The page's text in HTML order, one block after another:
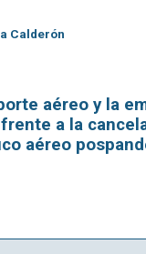
Calderón
aéreo y la
a la
aéreo